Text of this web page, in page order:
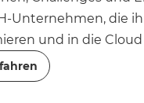
Unternehmen, die
und in die